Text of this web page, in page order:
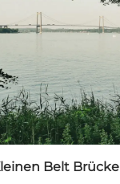
Belt Brücke